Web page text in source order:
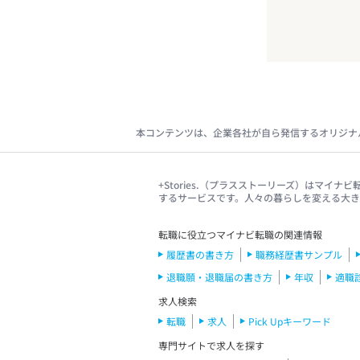
本コンテンツは、企業各社が自ら発信するオリジ
+Stories.（プラスストーリーズ）はマイナビ
するサービスです。人々の暮らしを変える大
転職に役立つマイナビ転職の関連情報
履歴書の書き方
職務経歴書サンプル
退職願・退職届の書き方
年収
適職
求人検索
転職
求人
Pick Upキーワード
専門サイトで求人を探す